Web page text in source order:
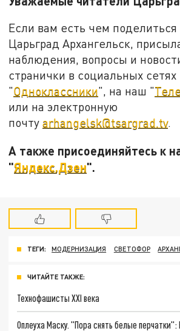
Если вам есть чем
Царьград Архангельск,
наблюдения, вопросы и
странички в социальных сетях
"Одноклассники", на наш "
или на электронную
почтуarhangelsk@tsargrad.tv.
А также присоединяйтесь к
"Яндекс.Дзен".
ТЕГИ: МОДЕРНИЗАЦИЯ СВЕТОФОР
ЧИТАЙТЕ ТАКЖЕ:
Технофашисты XXI века
Оплеуха Маску. "Пора снять белые перчатки":